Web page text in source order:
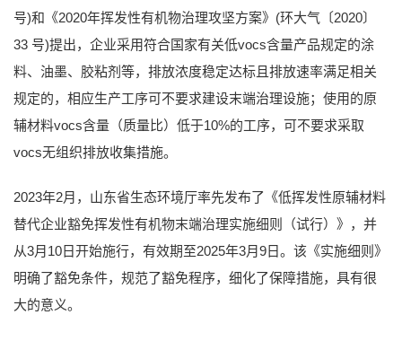
号)和《2020年挥发性有机物治理攻坚方案》(环大气〔2020〕
33 号)提出，企业采用符合国家有关低vocs含量产品规定的涂
料、油墨、胶粘剂等，排放浓度稳定达标且排放速率满足相关
规定的，相应生产工序可不要求建设末端治理设施；使用的原
辅材料vocs含量（质量比）低于10%的工序，可不要求采取
vocs无组织排放收集措施。
2023年2月，山东省生态环境厅率先发布了《低挥发性原辅材料
替代企业豁免挥发性有机物末端治理实施细则（试行）》，并
从3月10日开始施行，有效期至2025年3月9日。该《实施细则》
明确了豁免条件，规范了豁免程序，细化了保障措施，具有很
大的意义。